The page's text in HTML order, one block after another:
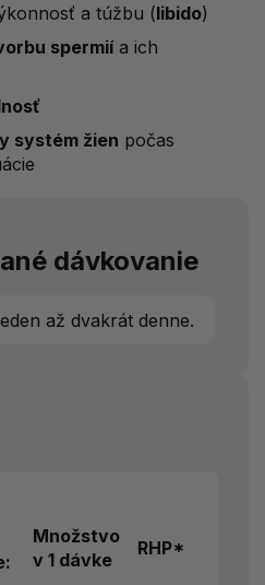
a túžbu (libido)
spermií a ich
systém žien počas
dávkovanie
až dvakrát denne.
Množstvo
v 1 dávke
RHP*